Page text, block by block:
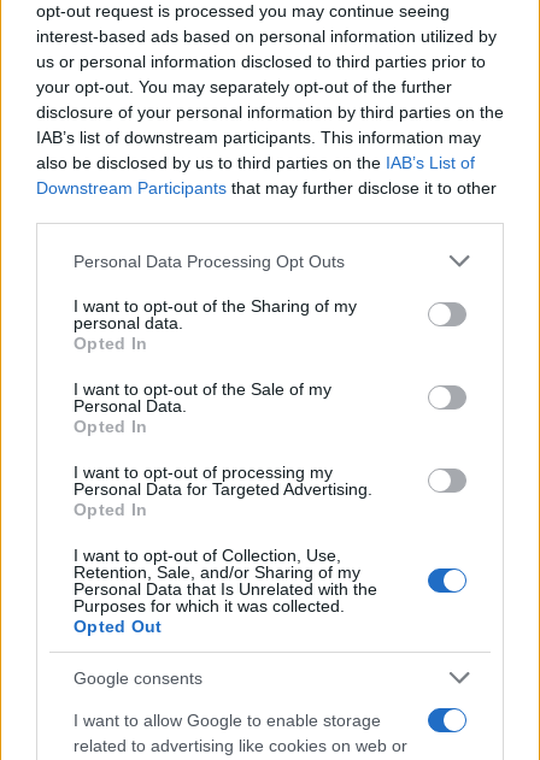
opt-out request is processed you may continue seeing
interest-based ads based on personal information utilized by
us or personal information disclosed to third parties prior to
your opt-out. You may separately opt-out of the further
disclosure of your personal information by third parties on the
IAB’s list of downstream participants. This information may
also be disclosed by us to third parties on the IAB’s List of
Downstream Participants that may further disclose it to other
Please note that this website/app uses one or more Google
not limited to your visit or usage behaviour. You may click to
grant or deny consent to Google and its third-party tags to
use your data for below specified purposes in below Google
consent section.
Personal Data Processing Opt Outs
I want to opt-out of the Sharing of my
personal data.
Opted In
I want to opt-out of the Sale of my
Personal Data.
Opted In
I want to opt-out of processing my
Personal Data for Targeted Advertising.
Opted In
I want to opt-out of Collection, Use,
Retention, Sale, and/or Sharing of my
Personal Data that Is Unrelated with the
Purposes for which it was collected.
Opted Out
Google consents
I want to allow Google to enable storage
related to advertising like cookies on web or
Η ΣΤΗΛΗ ΜΑΣ